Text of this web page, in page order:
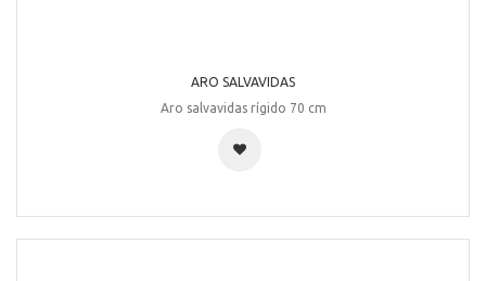
ARO SALVAVIDAS
Aro salvavidas rígido 70 cm